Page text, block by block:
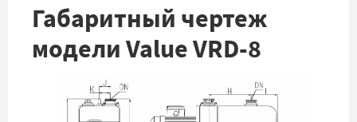
Габаритный чертеж
модели Value VRD-8